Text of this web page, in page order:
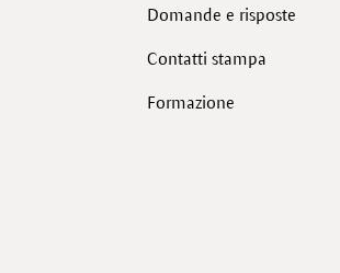
Domande e risposte
Contatti stampa
Formazione